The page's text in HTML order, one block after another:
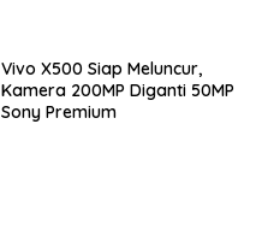
Vivo X500 Siap Meluncur,
Kamera 200MP Diganti 50MP
Sony Premium